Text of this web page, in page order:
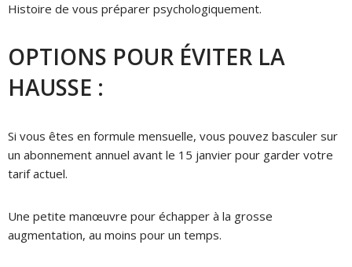
Histoire de vous préparer psychologiquement.
OPTIONS POUR ÉVITER LA
HAUSSE :
Si vous êtes en formule mensuelle, vous pouvez basculer sur
un abonnement annuel avant le 15 janvier pour garder votre
tarif actuel.
Une petite manœuvre pour échapper à la grosse
augmentation, au moins pour un temps.